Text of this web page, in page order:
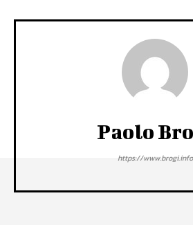
Paolo
https://www.brogi.info